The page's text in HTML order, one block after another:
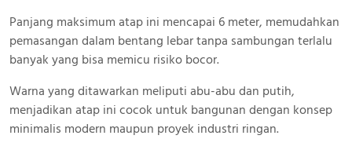
Panjang maksimum atap ini mencapai 6 meter, memudahkan
pemasangan dalam bentang lebar tanpa sambungan terlalu
banyak yang bisa memicu risiko bocor.
Warna yang ditawarkan meliputi abu-abu dan putih,
menjadikan atap ini cocok untuk bangunan dengan konsep
minimalis modern maupun proyek industri ringan.